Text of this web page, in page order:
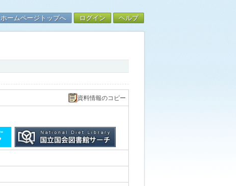
ホームページトップへ ログイン ヘルプ
資料情報のコピー